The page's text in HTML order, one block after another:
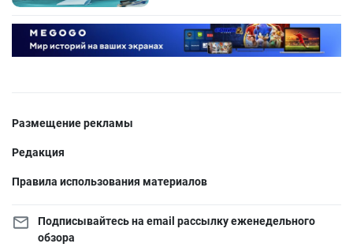
Размещение рекламы
Редакция
Правила использования материалов
Подписывайтесь на email рассылку еженедельного
обзора